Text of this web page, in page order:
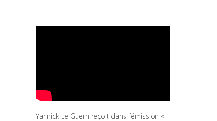
Yannick Le Guern reçoit dans l’émission «